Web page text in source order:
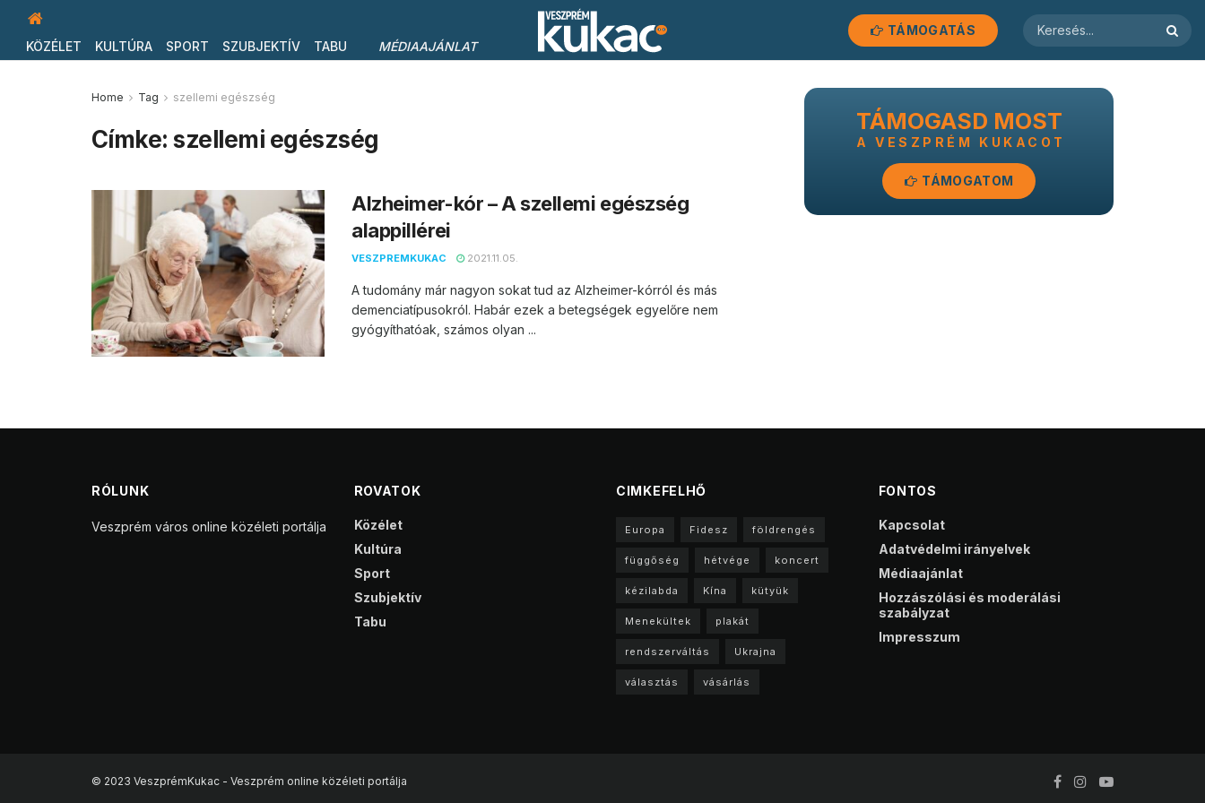
KÖZÉLET KULTÚRA SPORT SZUBJEKTÍV TABU MÉDIAAJÁNLAT
TÁMOGATÁS
Home Tag szellemi egészség
Címke:szellemi egészség
Alzheimer-kór – A szellemi egészség
alappillérei
VESZPREMKUKAC 2021.11.05.
A tudomány már nagyon sokat tud az Alzheimer-kórról és más
demenciatípusokról. Habár ezek a betegségek egyelőre nem
gyógyíthatóak, számos olyan ...
TÁMOGASD MOST
A VESZPRÉM KUKACOT
TÁMOGATOM
RÓLUNK
Veszprém város online közéleti portálja
ROVATOK
Közélet
Kultúra
Sport
Szubjektív
Tabu
CIMKEFELHŐ
Europa Fidesz földrengés
függőség hétvége koncert
kézilabda Kína kütyük
Menekültek plakát
rendszerváltás Ukrajna
választás vásárlás
FONTOS
Kapcsolat
Adatvédelmi irányelvek
Médiaajánlat
Hozzászólási és moderálási
szabályzat
Impresszum
© 2023 VeszprémKukac - Veszprém online közéleti portálja